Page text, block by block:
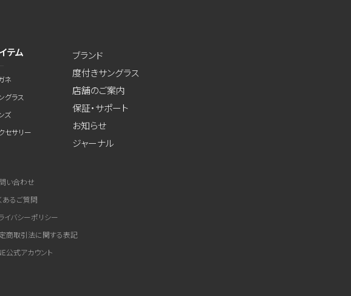
テム
ネ
グラス
ズ
セサリー
ブランド
度付きサングラス
店舗のご案内
保証・サポート
お知らせ
ジャーナル
い合わせ
あるご質問
イバシーポリシー
商取引法に関する表記
公式アカウント